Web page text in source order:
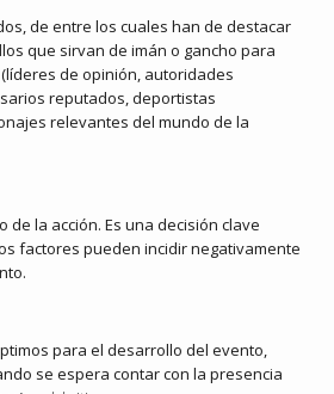
de entre los cuales han de destacar
que sirvan de imán o gancho para
(líderes de opinión, autoridades
reputados, deportistas
relevantes del mundo de la
de la acción. Es una decisión clave
factores pueden incidir negativamente
para el desarrollo del evento,
se espera contar con la presencia